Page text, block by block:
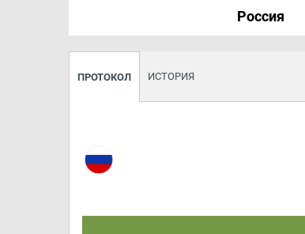
Россия
ПРОТОКОЛ ИСТОРИЯ